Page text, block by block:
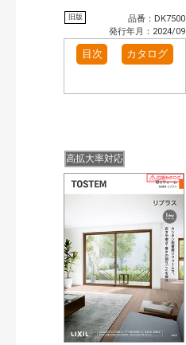
旧版
品番：DK7500
発行年月：2024/09
目次 カタログ
高拡大率対応